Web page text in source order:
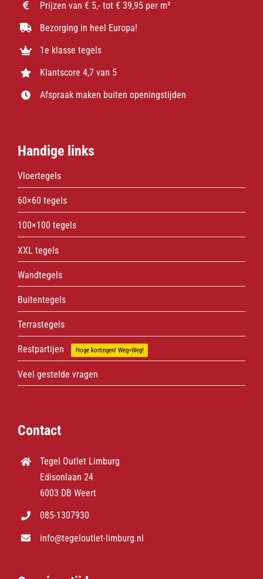
Prijzen van € 5,- tot € 39,95 per m²
Bezorging in heel Europa!
1e klasse tegels
Klantscore 4,7 van 5
Afspraak maken buiten openingstijden
Handige links
Vloertegels
60×60 tegels
100×100 tegels
XXL tegels
Wandtegels
Buitentegels
Terrastegels
Restpartijen Hoge kortingen! Weg=Weg!
Veel gestelde vragen
Contact
Tegel Outlet Limburg
Edisonlaan 24
6003 DB Weert
085-1307930
info@tegeloutlet-limburg.nl